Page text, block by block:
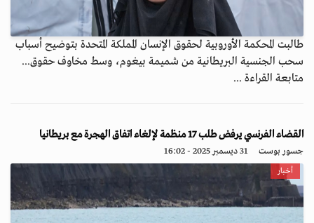
طالبت المحكمة الأوروبية لحقوق الإنسان المملكة المتحدة بتوضيح أسباب
سحب الجنسية البريطانية من شميمة بيغوم، وسط مخاوف حقوق...
متابعة القراءة ...
القضاء الفرنسي يرفض طلب 17 منظمة لإلغاء اتفاق الهجرة مع بريطانيا
جسور بوست 31 ديسمبر 2025 - 16:02
أخبار